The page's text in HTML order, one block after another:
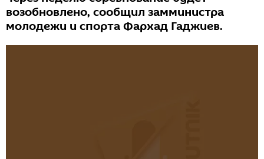
возобновлено, сообщил замминистра
молодежи и спорта Фархад Гаджиев.